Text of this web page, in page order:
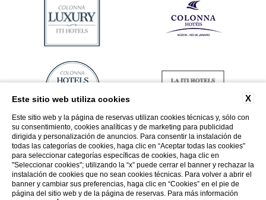
X
Este sitio web utiliza cookies
Este sitio web y la página de reservas utilizan cookies técnicas y, sólo con
su consentimiento, cookies analíticas y de marketing para publicidad
dirigida y personalización de anuncios. Para consentir la instalación de
todas las categorías de cookies, haga clic en “Aceptar todas las cookies”
para seleccionar categorías específicas de cookies, haga clic en
"Seleccionar cookies"; utilizando la “x” puede cerrar el banner y rechazar la
instalación de cookies que no sean cookies técnicas. Para volver a abrir el
banner y cambiar sus preferencias, haga clic en “Cookies” en el pie de
página del sitio web y de la página de reservas. Para más información